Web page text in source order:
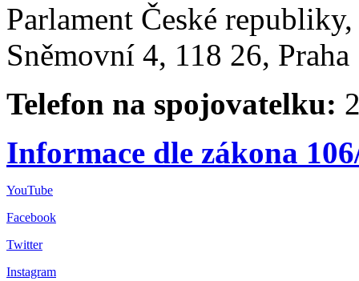
Parlament České
Sněmovní 4, 118 26,
Telefon na spojovatelku:
Informace dle zákona
YouTube
Facebook
Twitter
Instagram